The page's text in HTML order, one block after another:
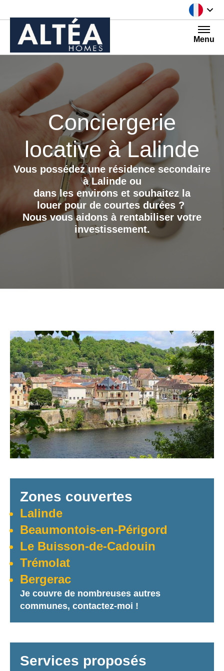
Menu
Conciergerie
locative à Lalinde
Vous possédez une résidence secondaire
à Lalinde ou
dans les environs et souhaitez la
louer pour de courtes durées ?
Nous vous aidons à rentabiliser votre
investissement.
Zones couvertes
Lalinde
Beaumontois-en-Périgord
Le Buisson-de-Cadouin
Trémolat
Bergerac
Je couvre de nombreuses autres
communes, contactez-moi !
Services proposés